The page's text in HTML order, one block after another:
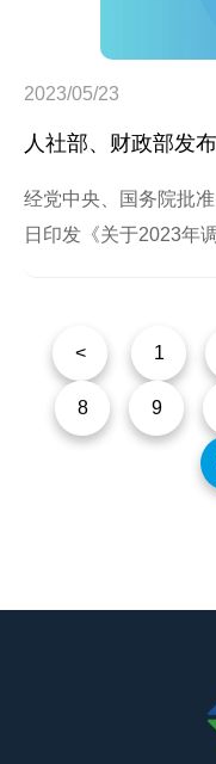
2023/05/23
经党中央、国务院批
日印发《关于2023年
人员提高基本养老金
员月人均基本养老金
整、挂钩调整与适当
现社会公平，同一地
< 1
8 9